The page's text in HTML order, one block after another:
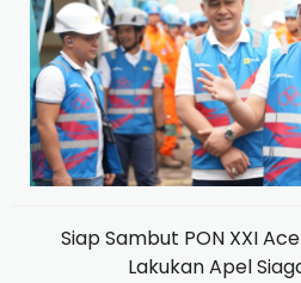
Siap Sambut PON XXI
Lakukan Apel